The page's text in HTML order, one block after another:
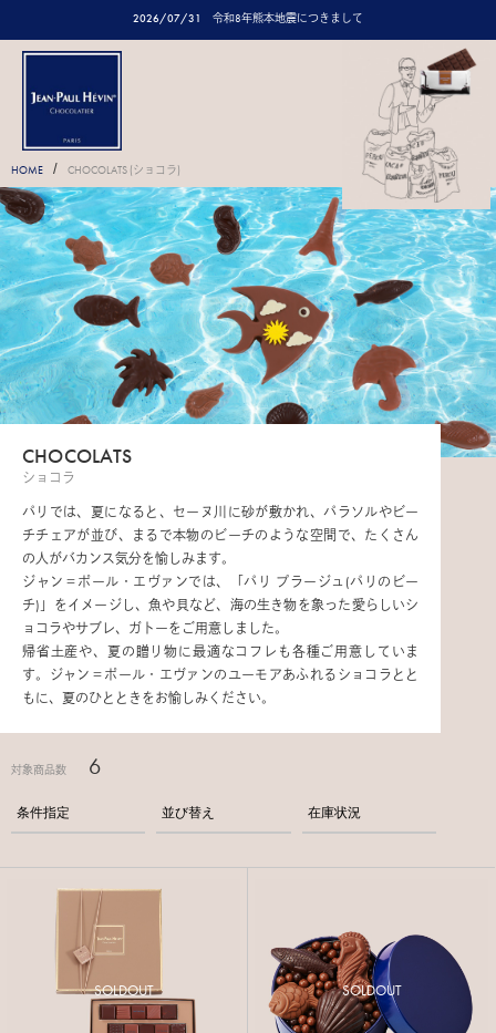
2026/07/31 令和8年熊本地震につきまして
HOME / CHOCOLATS (ショコラ)
CHOCOLATS
ショコラ
パリでは、夏になると、セーヌ川に砂が敷かれ、パラソルやビー
チチェアが並び、まるで本物のビーチのような空間で、たくさん
の人がバカンス気分を愉しみます。
ジャン＝ポール・エヴァンでは、「パリ プラージュ(パリのビー
チ)」をイメージし、魚や貝など、海の生き物を象った愛らしいシ
ョコラやサブレ、ガトーをご用意しました。
帰省土産や、夏の贈り物に最適なコフレも各種ご用意していま
す。ジャン＝ポール・エヴァンのユーモアあふれるショコラとと
もに、夏のひとときをお愉しみください。
対象商品数 6
条件指定 並び替え 在庫状況
SOLDOUT SOLDOUT